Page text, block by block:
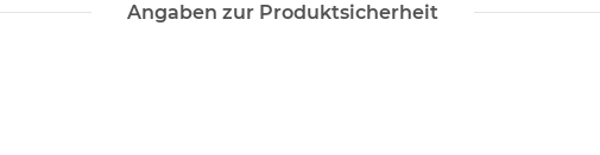
Angaben zur Produktsicherheit